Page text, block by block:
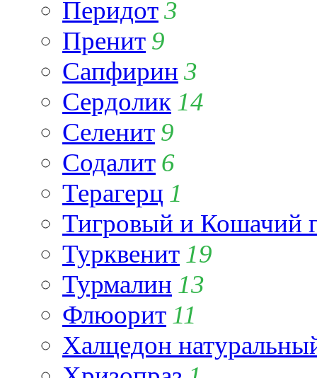
Перидот3
Пренит 9
Сапфирин 3
Сердолик 14
Селенит 9
Содалит 6
Терагерц 1
Тигровый и Кошачий
Турквенит 19
Турмалин 13
Флюорит 11
Халцедон